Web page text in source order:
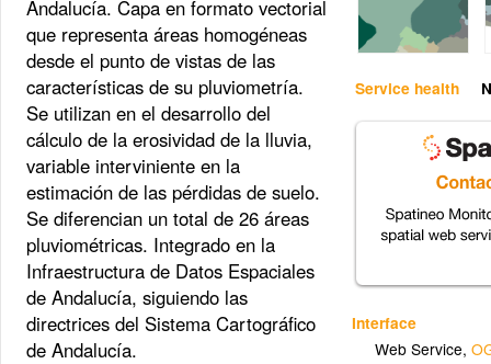
Service health
Interface
Web Service,
Andalucía. Capa en formato vectorial
que representa áreas homogéneas
desde el punto de vistas de las
características de su pluviometría.
Se utilizan en el desarrollo del
cálculo de la erosividad de la lluvia,
variable interviniente en la
estimación de las pérdidas de suelo.
Se diferencian un total de 26 áreas
pluviométricas. Integrado en la
Infraestructura de Datos Espaciales
de Andalucía, siguiendo las
directrices del Sistema Cartográfico
de Andalucía.